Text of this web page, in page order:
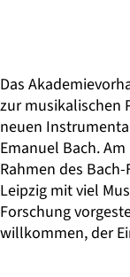
Das
zur musikalischen
neuen
Emanuel Bach.
Rahmen des
Leipzig mit viel
Forschung
willkommen, der